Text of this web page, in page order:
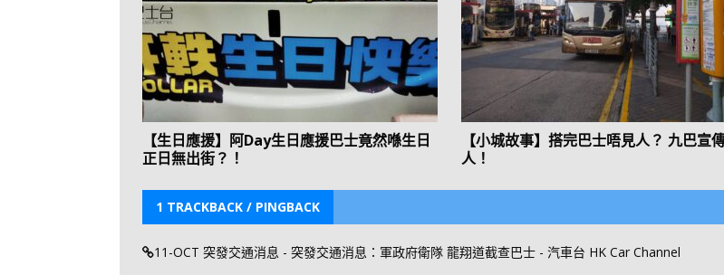
【生日應援】阿Day生日應援巴士竟然喺生日
正日無出街？！
【小城故事】搭完巴士唔見人？ 九巴宣
人！
1 TRACKBACK / PINGBACK
11-OCT 突發交通消息 - 突發交通消息：軍政府衛隊 龍翔道截查巴士 - 汽車台 HK Car Channel